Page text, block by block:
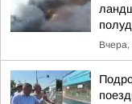
Вчера,